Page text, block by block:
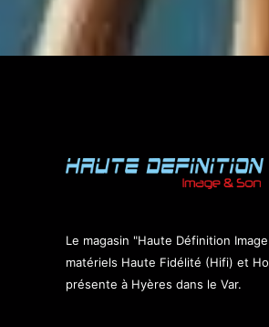
Le magasin "Haute Définition
matériels Haute Fidélité (Hifi) et
présente à Hyères dans le Var.